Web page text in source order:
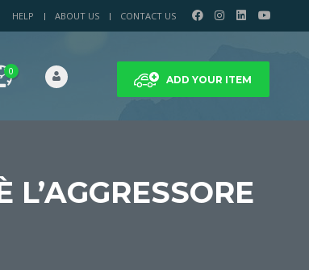
HELP ABOUT US CONTACT US
ADD YOUR ITEM
0